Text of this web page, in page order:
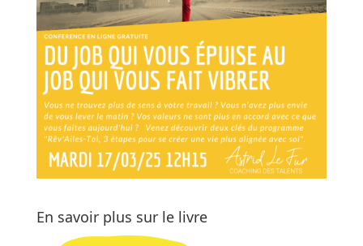
En savoir plus sur le livre